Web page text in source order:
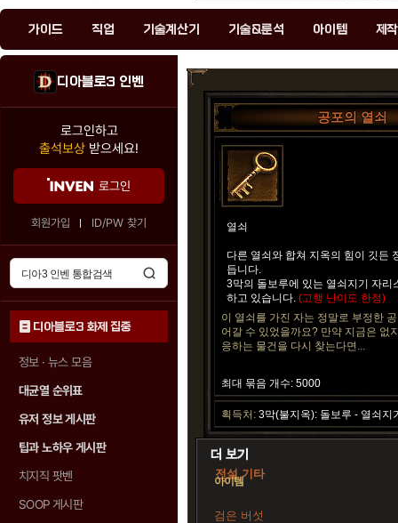
가이드 직업 기술계산기 기술&룬석 아이템 제
디아블로3 인벤
로그인하고
출석보상 받으세요!
로그인
회원가입 ID/PW 찾기
디아블로3 화제 집중
정보 · 뉴스 모음
대균열 순위표
유저 정보 게시판
팁과 노하우 게시판
치지직 팟벤
SOOP 게시판
공포의 열쇠
열쇠
다른 열쇠와 합쳐 지옥의 힘이 깃든
듭니다.
3막의 돌보루에 있는 열쇠지기 자리
하고 있습니다. (고행 난이도 한정)
이 열쇠를 가진 자는 정말로 부정한
어갈 수 있었을까요? 만약 지금은 없
응하는 물건을 다시 찾는다면...
최대 묶음 개수: 5000
획득처: 3막(불지옥): 돌보루 - 열쇠지
전설 기타
아이템
검은 버섯